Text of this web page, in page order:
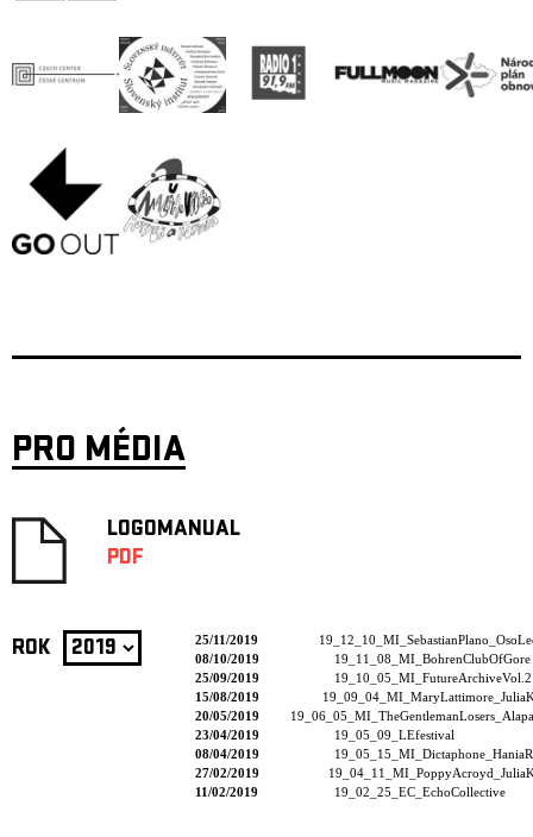
PRO MÉDIA
LOGOMANUAL
PDF
ROK 25/11/2019
08/10/2019
19_11_08_MI_BohrenClubOfGore
25/09/2019
19_10_05_MI_FutureArchiveVol.2
15/08/2019
20/05/2019
23/04/2019
19_05_09_LEfestival
08/04/2019
27/02/2019
11/02/2019
19_02_25_EC_EchoCollective